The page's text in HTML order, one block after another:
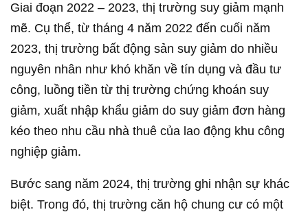
Giai đoạn 2022 – 2023, thị trường suy giảm mạnh
mẽ. Cụ thể, từ tháng 4 năm 2022 đến cuối năm
2023, thị trường bất động sản suy giảm do nhiều
nguyên nhân như khó khăn về tín dụng và đầu tư
công, luồng tiền từ thị trường chứng khoán suy
giảm, xuất nhập khẩu giảm do suy giảm đơn hàng
kéo theo nhu cầu nhà thuê của lao động khu công
nghiệp giảm.
Bước sang năm 2024, thị trường ghi nhận sự khác
biệt. Trong đó, thị trường căn hộ chung cư có một